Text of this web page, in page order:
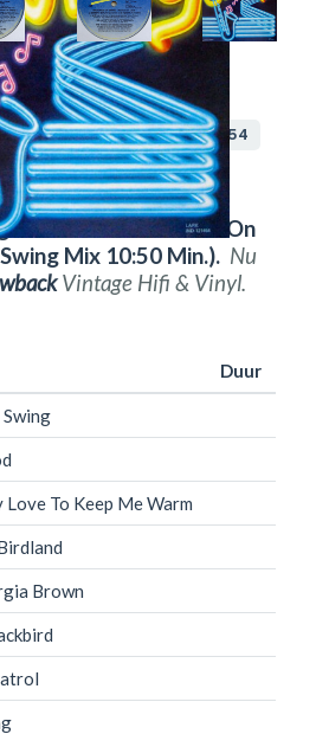
Swing
Swing
Min.) IND-121454
Orchestra
Orchestra – Hooked On
Mix 10:50 Min.). Nu
Vintage Hifi & Vinyl.
Duur
To Keep Me Warm
Brown